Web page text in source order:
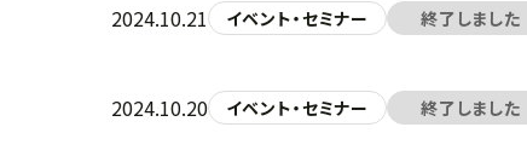
2024.10.21 イベント・セミナー 終了しました
2024.10.20 イベント・セミナー 終了しました